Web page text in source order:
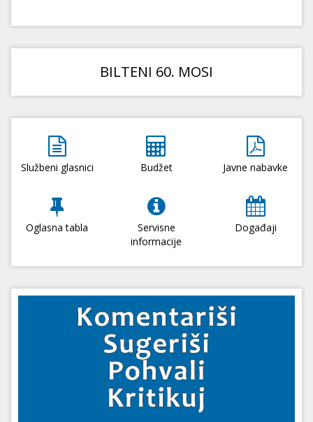
BILTENI 60. MOSI
Službeni glasnici Budžet Javne nabavke
Oglasna tabla
Servisne
informacije
Događaji